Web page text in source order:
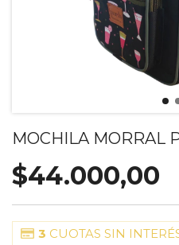
MOCHILA MORRAL
$44.000,00
3 CUOTAS SIN